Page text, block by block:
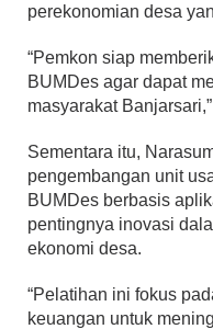
perekonomian desa
“Pemkon siap
BUMDes agar dapat
masyarakat
Sementara itu,
pengembangan unit
BUMDes berbasis
pentingnya inovasi
ekonomi desa.
“Pelatihan ini fokus
keuangan untuk